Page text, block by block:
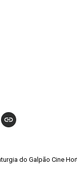
do Galpão Cine